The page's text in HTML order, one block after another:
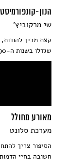
הנון-
שי מרקוביץ'
קצת מביך
שגדלו בשנות ה-90,...
מאורע מחולל
מערכת סלונט
הסיפור צריך
חשובה בחיי